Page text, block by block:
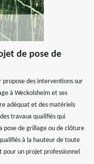
de pose de
des interventions sur
à Weckolsheim et ses
adéquat et des matériels
travaux qualifiés qui
pose de grillage ou de clôture
à la hauteur de toute
un projet professionnel